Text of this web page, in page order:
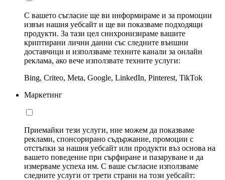
С вашето съгласие ще ви информираме и за промоции
извън нашия уебсайт и ще ви показваме подходящи
продукти. За тази цел синхронизираме вашите
криптирани лични данни със следните външни
доставчици и използваме техните канали за онлайн
реклама, ако вече използвате техните услуги:
Bing, Criteo, Meta, Google, LinkedIn, Pinterest, TikTok
Маркетинг
Приемайки тези услуги, ние можем да показваме
реклами, спонсорирано съдържание, промоции с
отстъпки за нашия уебсайт или продукти въз основа на
вашето поведение при сърфиране и пазаруване и да
измерваме успеха им. С ваше съгласие използваме
следните услуги от трети страни на този уебсайт: